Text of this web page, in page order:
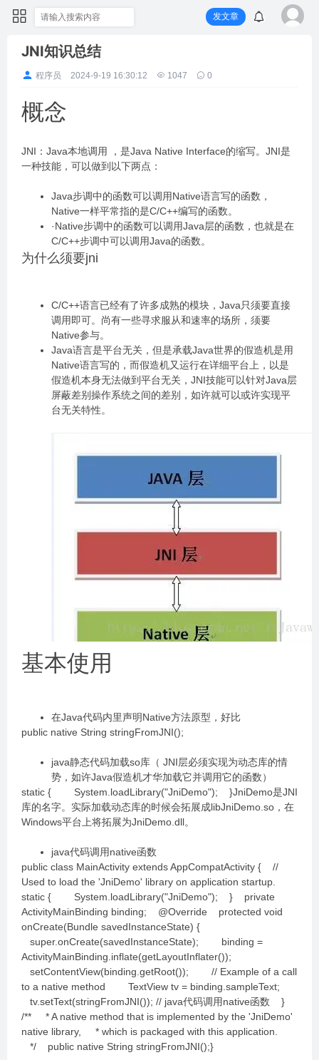
发文章
JNI知识总结
程序员 2024-9-19 16:30:12 1047 0
概念
JNI：Java本地调用 ，是Java Native Interface的缩写。JNI是
一种技能，可以做到以下两点：
Java步调中的函数可以调用Native语言写的函数，
Native一样平常指的是C/C++编写的函数。
·Native步调中的函数可以调用Java层的函数，也就是在
C/C++步调中可以调用Java的函数。
为什么须要jni
C/C++语言已经有了许多成熟的模块，Java只须要直接
调用即可。尚有一些寻求服从和速率的场所，须要
Native参与。
Java语言是平台无关，但是承载Java世界的假造机是用
Native语言写的，而假造机又运行在详细平台上，以是
假造机本身无法做到平台无关，JNI技能可以针对Java层
屏蔽差别操作系统之间的差别，如许就可以或许实现平
台无关特性。
基本使用
在Java代码内里声明Native方法原型，好比
public native String stringFromJNI();
java静态代码加载so库（ JNI层必须实现为动态库的情
势，如许Java假造机才华加载它并调用它的函数）
static { System.loadLibrary("JniDemo"); }JniDemo是JNI
库的名字。实际加载动态库的时候会拓展成libJniDemo.so，在
Windows平台上将拓展为JniDemo.dll。
java代码调用native函数
public class MainActivity extends AppCompatActivity { //
Used to load the 'JniDemo' library on application startup.
static { System.loadLibrary("JniDemo"); } private
ActivityMainBinding binding; @Override protected void
onCreate(Bundle savedInstanceState) {
super.onCreate(savedInstanceState); binding =
ActivityMainBinding.inflate(getLayoutInflater());
setContentView(binding.getRoot()); // Example of a call
to a native method TextView tv = binding.sampleText;
tv.setText(stringFromJNI()); // java代码调用native函数 }
/** * A native method that is implemented by the 'JniDemo'
native library, * which is packaged with this application.
*/ public native String stringFromJNI();}